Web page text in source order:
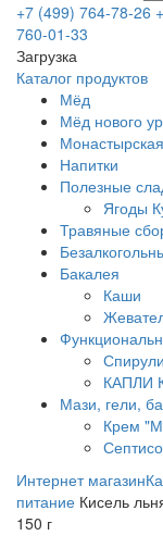
+7 (499) 764-78-26
760-01-33
Загрузка
Каталог продуктов
Мёд
Мёд нового
Напитки
Полезные
Ягоды
Травяные
Бакалея
Каши
КАПЛИ
Мази, гели,
Крем
Интернет магазин
питание Кисель
150 г